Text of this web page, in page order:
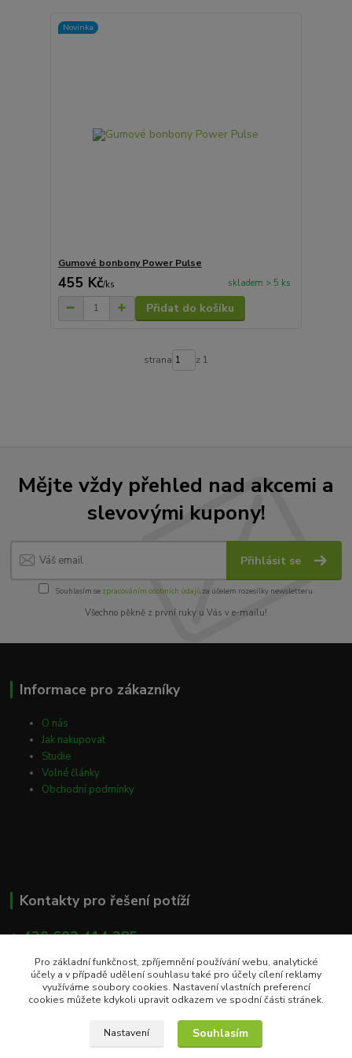
Novinka
Gumové bonbony Power Pulse
455 Kč/ks skladem > 5 ks
Přidat do košíku
strana z 1
Mějte vždy přehled nad akcemi a
slevovými kupony!
Přihlásit se
Souhlasím se zpracováním osobních údajůza účelem rozesílky newsletteru.
Všechno pěkně z první ruky u Vás v e-mailu!
Informace pro zákazníky
O nás
Jak nakupovat
Studie
Volné články
Obchodní podmínky
Kontakty pro řešení potíží
+ 420 603 414 385
info@eshop-apacare.cz
Pro základní funkčnost, zpříjemnění používání webu, analytické
účely a v případě udělení souhlasu také pro účely cílení reklamy
využíváme soubory cookies. Nastavení vlastních preferencí
cookies můžete kdykoli upravit odkazem ve spodní části stránek.
Nastavení Souhlasím